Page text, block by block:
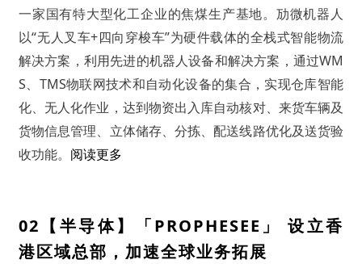
一家国有特大型化工企业的焦煤生产基地。劢微机器人
以“无人叉车+四向穿梭车”为硬件载体的全栈式智能物流
解决方案，利用先进的机器人设备和解决方案，通过WM
S、TMS物联网技术和自动化设备的集合，实现仓库智能
化、无人化作业，达到物资出入库自动核对、来货车辆及
货物信息管理、立体储存、分拣、配送线路优化及送货验
收功能。 阅读更多
02 【半导体】「PROPHESEE」 设立香
港区域总部，加速全球业务拓展